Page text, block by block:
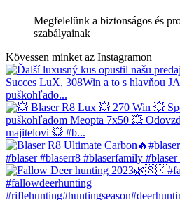
Megfelelünk a biztonságos és
szabályainak
Kövessen minket az Instagramon